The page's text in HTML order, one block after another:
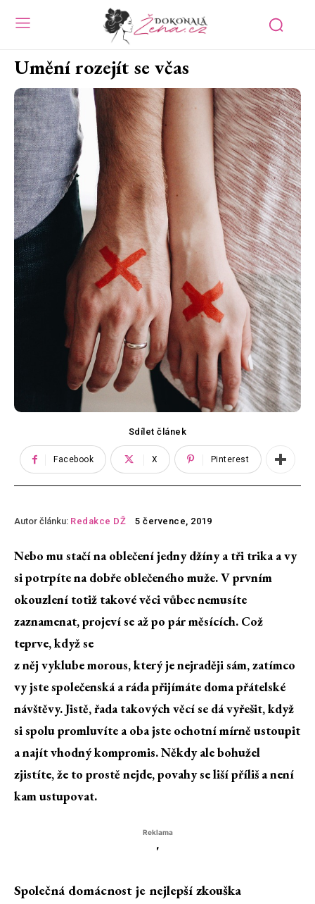
Umění rozejít se včas
Sdílet článek
Facebook X Pinterest
Autor článku: Redakce DŽ 5 července, 2019
Nebo mu stačí na oblečení jedny džíny a tři trika a vy
si potrpíte na dobře oblečeného muže. V prvním
okouzlení totiž takové věci vůbec nemusíte
zaznamenat, projeví se až po pár měsících. Což
teprve, když se
z něj vyklube morous, který je nejraději sám, zatímco
vy jste společenská a ráda přijímáte doma přátelské
návštěvy. Jistě, řada takových věcí se dá vyřešit, když
si spolu promluvíte a oba jste ochotní mírně ustoupit
a najít vhodný kompromis. Někdy ale bohužel
zjistíte, že to prostě nejde, povahy se liší příliš a není
kam ustupovat.
Reklama
'
Společná domácnost je nejlepší zkouška